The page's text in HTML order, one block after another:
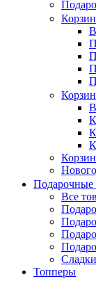
Подарочные
Все
Топперы